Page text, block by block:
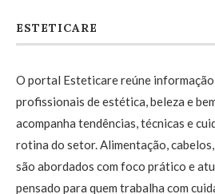
ESTETICARE
O portal Esteticare reúne
profissionais de estética, beleza e
acompanha tendências, técnicas e
rotina do setor. Alimentação,
são abordados com foco prático e
pensado para quem trabalha com